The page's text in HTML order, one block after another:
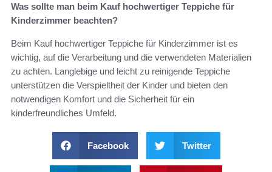
Was sollte man beim Kauf hochwertiger Teppiche für
Kinderzimmer beachten?
Beim Kauf hochwertiger Teppiche für Kinderzimmer ist es
wichtig, auf die Verarbeitung und die verwendeten Materialien
zu achten. Langlebige und leicht zu reinigende Teppiche
unterstützen die Verspieltheit der Kinder und bieten den
notwendigen Komfort und die Sicherheit für ein
kinderfreundliches Umfeld.
Facebook Twitter